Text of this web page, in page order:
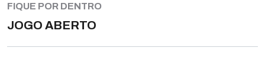
FIQUE POR DENTRO
JOGO ABERTO